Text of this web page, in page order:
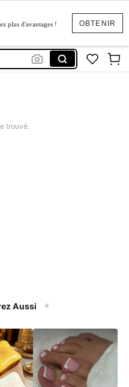
OBTENIR
plus d'avantages !
trouvé.
Aussi